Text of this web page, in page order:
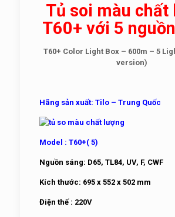
Tủ soi màu chất
T60+ với 5
T60+ Color Light Box – 600m – 5
version)
Hãng sản xuất: Tilo – Trung Quốc
Model : T60+( 5)
Nguồn sáng: D65, TL84, UV, F, CWF
Kích thước: 695 x 552 x 502 mm
Điện thế : 220V